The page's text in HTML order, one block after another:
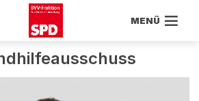
MENÜ